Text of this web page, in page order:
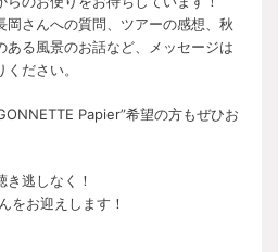
岡さんへの質問、ツアーの感想、秋
ある風景のお話など、メッセージは
ださい。
Papier”希望の方もぜひお
逃しなく！
をお迎えします！